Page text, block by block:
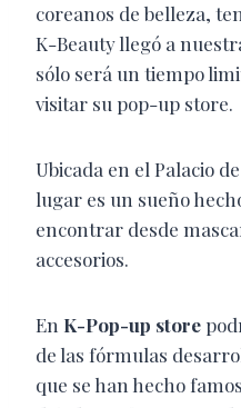
coreanos de belleza,
K-Beauty llegó a
sólo será un tiempo
visitar su pop-up store.
Ubicada en el Palacio
lugar es un sueño
encontrar desde
accesorios.
En K-Pop-up store
de las fórmulas
que se han hecho